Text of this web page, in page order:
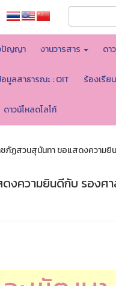
ปัญญา งานวารสาร ดา
มูลสาธารณะ : OIT ร้องเรีย
ดาวน์โหลดโลโก้
ภัฏสวนสุนันทา ขอแสดงความ
งความยินดีกับ รองศ